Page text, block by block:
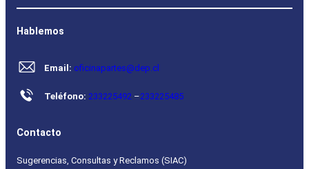
Hablemos
Email: oficinapartes@dep.cl
Teléfono: 233225492 –233225485
Contacto
Sugerencias, Consultas y Reclamos (SIAC)